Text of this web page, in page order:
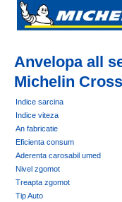
Anvelopa all
Michelin
Indice sarcina
Indice viteza
An fabricatie
Eficienta consum
Aderenta carosabil umed
Nivel zgomot
Treapta zgomot
Tip Auto